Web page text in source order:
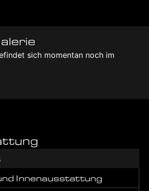
sich momentan noch im
Innenausstattung